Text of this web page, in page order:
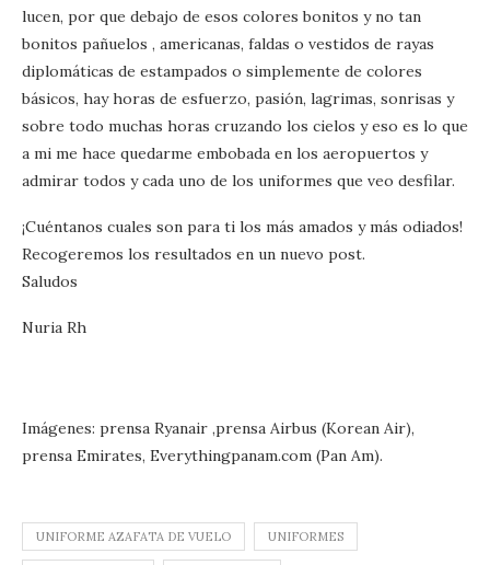
lucen, por que debajo de esos colores bonitos y no tan
bonitos pañuelos , americanas, faldas o vestidos de rayas
diplomáticas de estampados o simplemente de colores
básicos, hay horas de esfuerzo, pasión, lagrimas, sonrisas y
sobre todo muchas horas cruzando los cielos y eso es lo que
a mi me hace quedarme embobada en los aeropuertos y
admirar todos y cada uno de los uniformes que veo desfilar.
¡Cuéntanos cuales son para ti los más amados y más odiados!
Recogeremos los resultados en un nuevo post.
Saludos
Nuria Rh
Imágenes: prensa Ryanair ,prensa Airbus (Korean Air),
prensa Emirates, Everythingpanam.com (Pan Am).
UNIFORME AZAFATA DE VUELO UNIFORMES